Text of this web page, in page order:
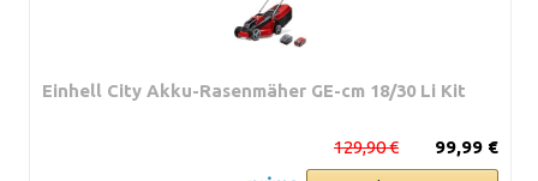
Einhell City Akku-Rasenmäher GE-cm 18/30 Li Kit
99,99 €
129,90 €